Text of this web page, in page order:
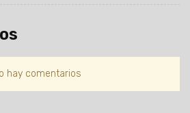
hay comentarios